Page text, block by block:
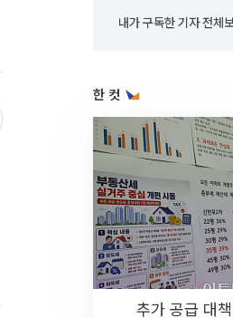
내가 구독한 기자 전체
한 컷
추가 공급 대